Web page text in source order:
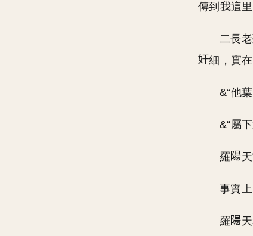
傳到我這
二長
細，實
&“他
&“屬
羅
事實
羅